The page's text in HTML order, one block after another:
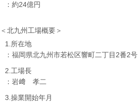
：約24億円
＜北九州工場概要＞
1.所在地
：福岡県北九州市若松区響町二丁目2番2号
2.工場長
：岩﨑 孝二
3.操業開始年月